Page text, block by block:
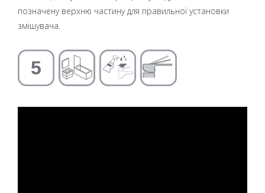
позначену верхню частину для правильної установки
змішувача.